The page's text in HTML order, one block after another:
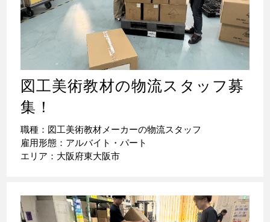
図工美術教材の物流スタッフ募
集！
職種：図工美術教材メーカーの物流スタッフ
雇用形態：アルバイト・パート
エリア：大阪府東大阪市